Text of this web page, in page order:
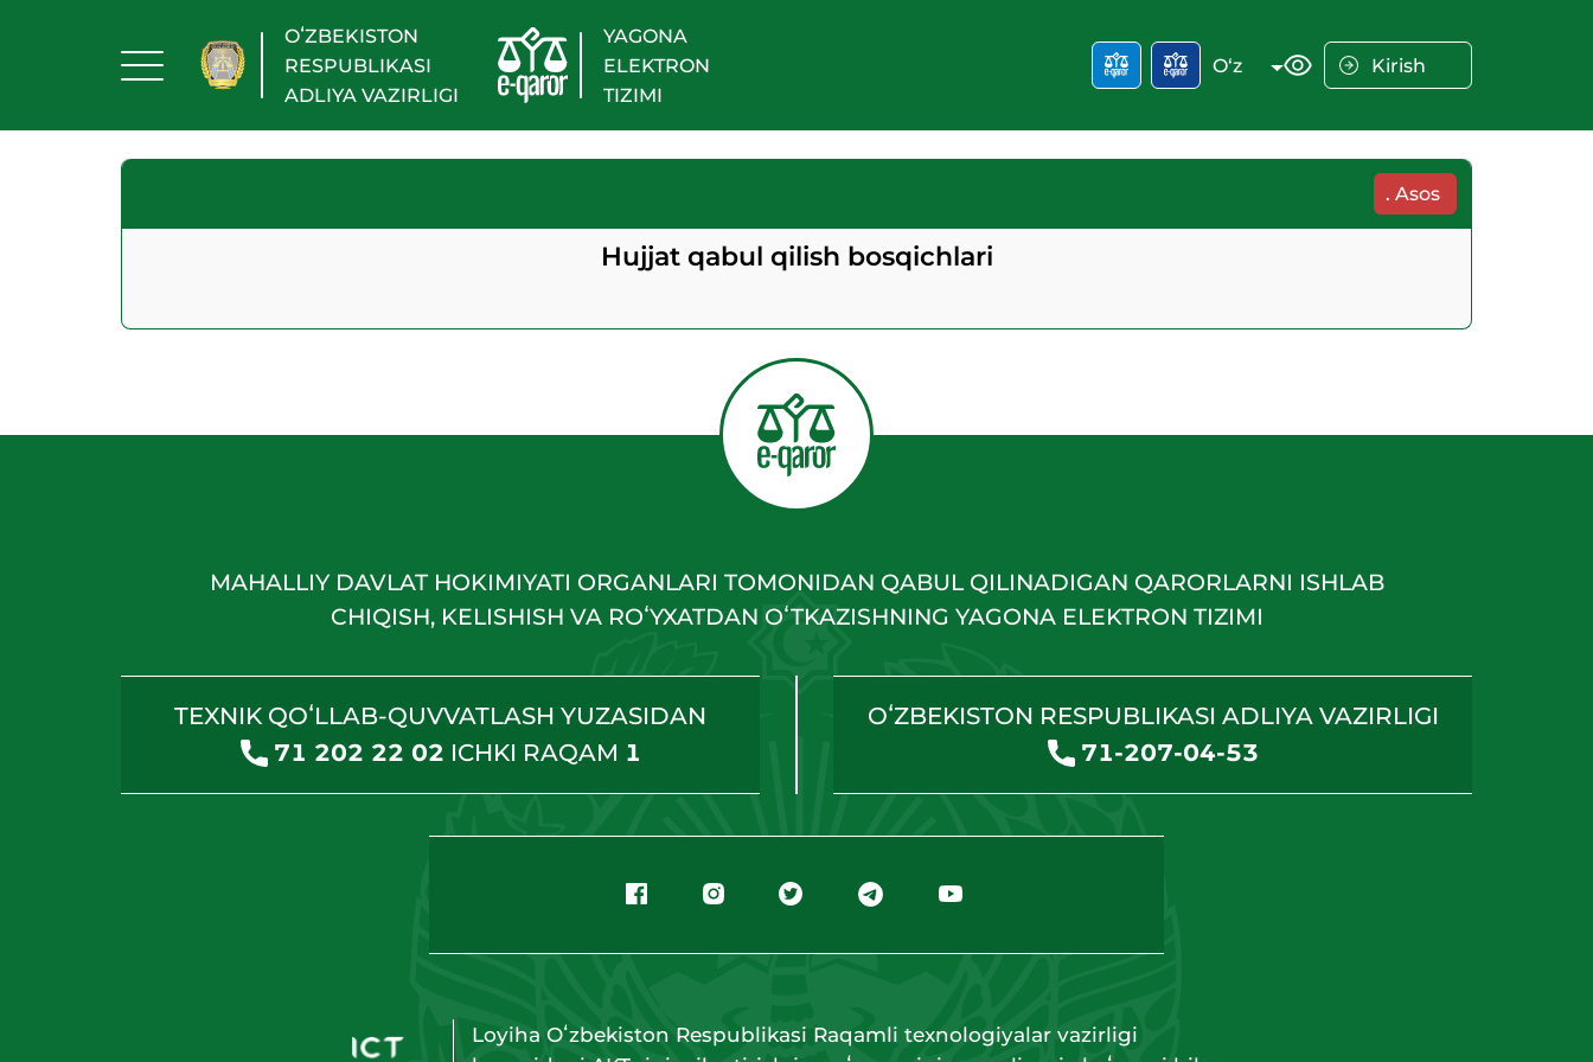
OʻZBEKISTON
RESPUBLIKASI
ADLIYA VAZIRLIGI
YAGONA
ELEKTRON
TIZIMI
O‘z Kirish
. Asos
Hujjat qabul qilish bosqichlari
MAHALLIY DAVLAT HOKIMIYATI ORGANLARI TOMONIDAN QABUL QILINADIGAN QARORLARNI ISHLAB
CHIQISH, KELISHISH VA ROʻYXATDAN OʻTKAZISHNING YAGONA ELEKTRON TIZIMI
TEXNIK QOʻLLAB-QUVVATLASH YUZASIDAN
71 202 22 02 ICHKI RAQAM 1
OʻZBEKISTON RESPUBLIKASI ADLIYA VAZIRLIGI
71-207-04-53
Loyiha Oʻzbekiston Respublikasi Raqamli texnologiyalar vazirligi